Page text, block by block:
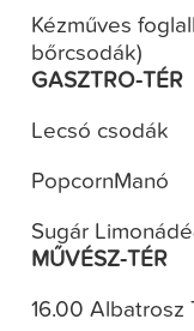
Kézműves
bőrcsodák)
GASZTRO-TÉR
Lecsó csodák
PopcornManó
Sugár
MŰVÉSZ-TÉR
16.00 Albatrosz